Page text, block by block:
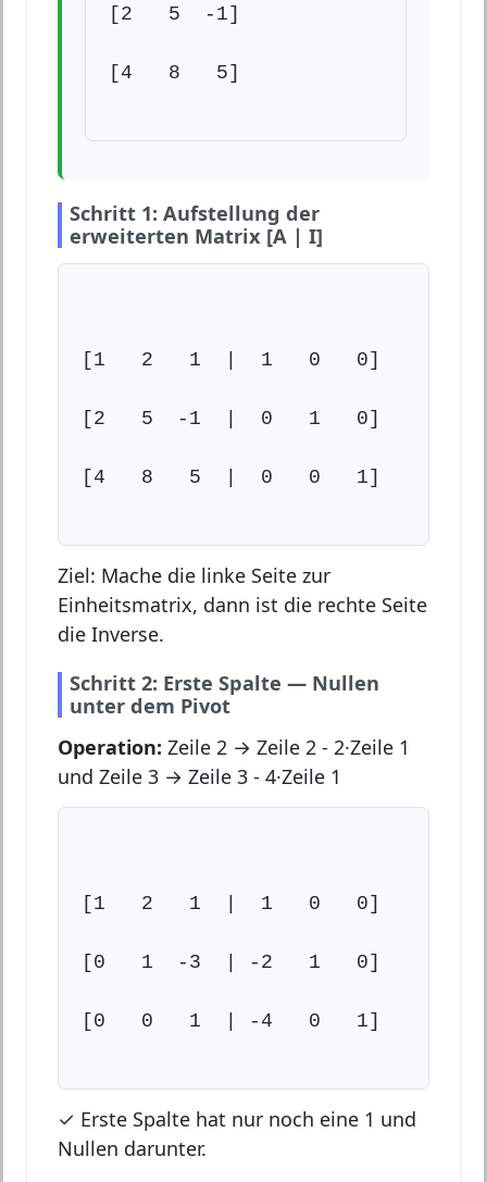
[2   5  -1]
[4   8   5]
Schritt 1: Aufstellung der
erweiterten Matrix [A | I]
[1   2   1  |  1   0   0]
[2   5  -1  |  0   1   0]
[4   8   5  |  0   0   1]
Ziel: Mache die linke Seite zur
Einheitsmatrix, dann ist die rechte Seite
die Inverse.
Schritt 2: Erste Spalte — Nullen
unter dem Pivot
Operation: Zeile 2 → Zeile 2 - 2·Zeile 1
und Zeile 3 → Zeile 3 - 4·Zeile 1
[1   2   1  |  1   0   0]
[0   1  -3  | -2   1   0]
[0   0   1  | -4   0   1]
✓ Erste Spalte hat nur noch eine 1 und
Nullen darunter.